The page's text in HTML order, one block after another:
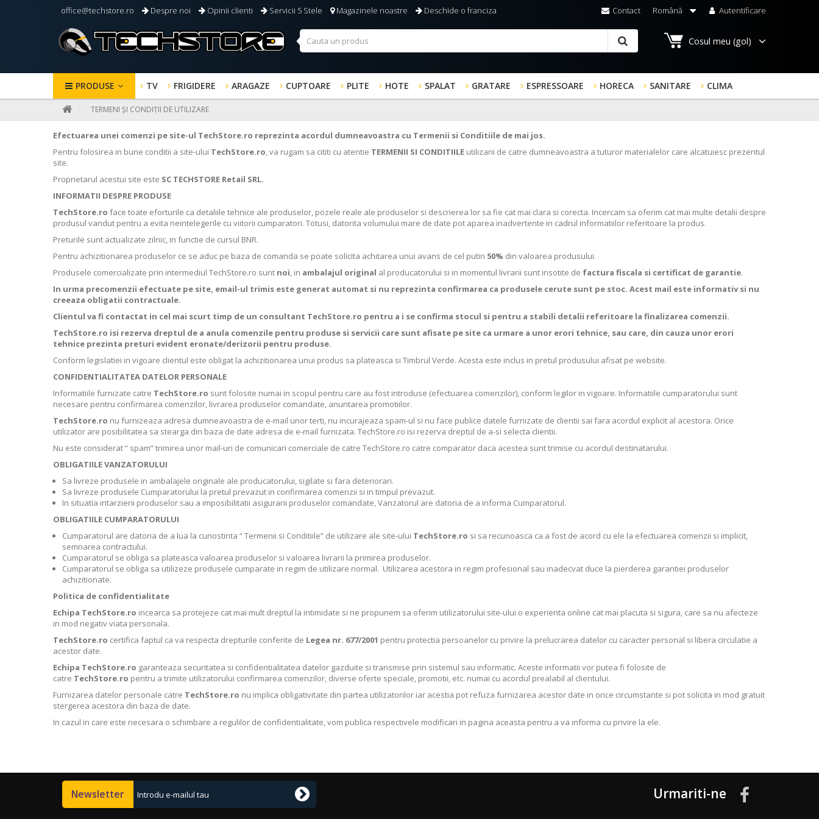
Autentificare
Română
Contact
office@techstore.ro Despre noi Opinii clienti Servicii 5 Stele Magazinele noastre Deschide o franciza
Cosul meu (gol)
PRODUSE TV FRIGIDERE ARAGAZE CUPTOARE PLITE HOTE SPALAT GRATARE ESPRESSOARE HORECA SANITARE CLIMA
TERMENI ȘI CONDIȚII DE UTILIZARE
Efectuarea unei comenzi pe site-ul TechStore.ro reprezinta acordul dumneavoastra cu Termenii si Conditiile de mai jos.
Pentru folosirea in bune conditii a site-ului TechStore.ro, va rugam sa cititi cu atentie TERMENII SI CONDITIILE utilizarii de catre dumneavoastra a tuturor materialelor care alcatuiesc prezentul
site.
Proprietarul acestui site este SC TECHSTORE Retail SRL.
INFORMATII DESPRE PRODUSE
TechStore.ro face toate eforturile ca detaliile tehnice ale produselor, pozele reale ale produselor si descrierea lor sa fie cat mai clara si corecta. Incercam sa oferim cat mai multe detalii despre
produsul vandut pentru a evita neintelegerile cu viitorii cumparatori. Totusi, datorita volumului mare de date pot aparea inadvertente in cadrul informatiilor referitoare la produs.
Preturile sunt actualizate zilnic, in functie de cursul BNR.
Pentru achizitionarea produselor ce se aduc pe baza de comanda se poate solicita achitarea unui avans de cel putin 50% din valoarea produsului.
Produsele comercializate prin intermediul TechStore.ro sunt noi, in ambalajul original al producatorului si in momentul livrarii sunt insotite de factura fiscala si certificat de garantie.
In urma precomenzii efectuate pe site, email-ul trimis este generat automat si nu reprezinta confirmarea ca produsele cerute sunt pe stoc. Acest mail este informativ si nu
creeaza obligatii contractuale.
Clientul va fi contactat in cel mai scurt timp de un consultant TechStore.ro pentru a i se confirma stocul si pentru a stabili detalii referitoare la finalizarea comenzii.
TechStore.ro isi rezerva dreptul de a anula comenzile pentru produse si servicii care sunt afisate pe site ca urmare a unor erori tehnice, sau care, din cauza unor erori
tehnice prezinta preturi evident eronate/derizorii pentru produse.
Conform legislatiei in vigoare clientul este obligat la achizitionarea unui produs sa plateasca si Timbrul Verde. Acesta este inclus in pretul produsului afisat pe website.
CONFIDENTIALITATEA DATELOR PERSONALE
Informatiile furnizate catre TechStore.ro sunt folosite numai in scopul pentru care au fost introduse (efectuarea comenzilor), conform legilor in vigoare. Informatiile cumparatorului sunt
necesare pentru confirmarea comenzilor, livrarea produselor comandate, anuntarea promotiilor.
TechStore.ro nu furnizeaza adresa dumneavoastra de e-mail unor terti, nu incurajeaza spam-ul si nu face publice datele furnizate de clientii sai fara acordul explicit al acestora. Orice
utilizator are posibilitatea sa stearga din baza de date adresa de e-mail furnizata. TechStore.ro isi rezerva dreptul de a-si selecta clientii.
Nu este considerat “ spam” trimirea unor mail-uri de comunicari comerciale de catre TechStore.ro catre comparator daca acestea sunt trimise cu acordul destinatarului.
OBLIGATIILE VANZATORULUI
Sa livreze produsele in ambalajele originale ale producatorului, sigilate si fara deteriorari.
Sa livreze produsele Cumparatorului la pretul prevazut in confirmarea comenzii si in timpul prevazut.
In situatia intarzierii produselor sau a imposibilitatii asigurarii produselor comandate, Vanzatorul are datoria de a informa Cumparatorul.
OBLIGATIILE CUMPARATORULUI
Cumparatorul are datoria de a lua la cunostinta “ Termenii si Conditiile” de utilizare ale site-ului TechStore.ro si sa recunoasca ca a fost de acord cu ele la efectuarea comenzii si implicit,
semnarea contractului.
Cumparatorul se obliga sa plateasca valoarea produselor si valoarea livrarii la primirea produselor.
Cumparatorul se obliga sa utilizeze produsele cumparate in regim de utilizare normal. Utilizarea acestora in regim profesional sau inadecvat duce la pierderea garantiei produselor
achizitionate.
Politica de confidentialitate
Echipa TechStore.ro incearca sa protejeze cat mai mult dreptul la intimidate si ne propunem sa oferim utilizatorului site-ului o experienta online cat mai placuta si sigura, care sa nu afecteze
in mod negativ viata personala.
TechStore.ro certifica faptul ca va respecta drepturile conferite de Legea nr. 677/2001 pentru protectia persoanelor cu privire la prelucrarea datelor cu caracter personal si libera circulatie a
acestor date.
Echipa TechStore.ro garanteaza securitatea si confidentialitatea datelor gazduite si transmise prin sistemul sau informatic. Aceste informatii vor putea fi folosite de
catre TechStore.ro pentru a trimite utilizatorului confirmarea comenzilor, diverse oferte speciale, promotii, etc. numai cu acordul prealabil al clientului.
Furnizarea datelor personale catre TechStore.ro nu implica obligativitate din partea utilizatorilor iar acestia pot refuza furnizarea acestor date in orice circumstante si pot solicita in mod gratuit
stergerea acestora din baza de date.
In cazul in care este necesara o schimbare a regulilor de confidentialitate, vom publica respectivele modificari in pagina aceasta pentru a va informa cu privire la ele.
Newsletter Urmariti-ne